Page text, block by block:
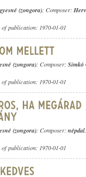
(zongora); Composer:
publication: 1970-01-01
(zongora); Composer: Simkó
publication: 1970-01-01
(zongora); Composer: népdal
publication: 1970-01-01